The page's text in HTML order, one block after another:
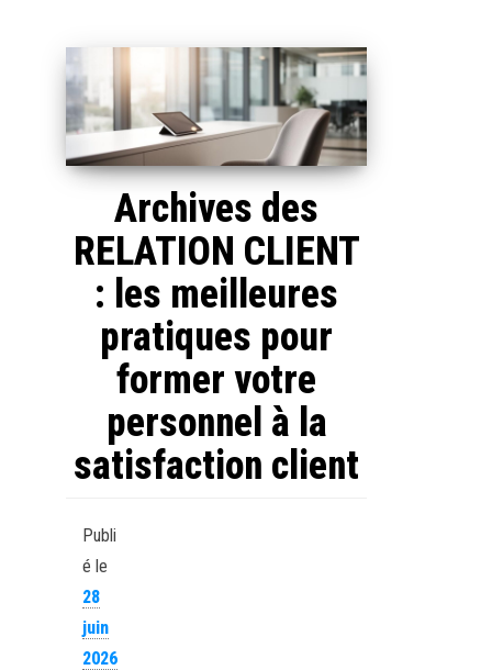
Archives des
RELATION CLIENT
: les meilleures
pratiques pour
former votre
personnel à la
satisfaction client
Publi
é le
28
juin
2026